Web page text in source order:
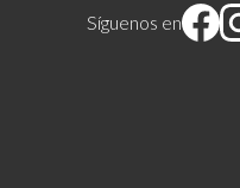
Síguenos en